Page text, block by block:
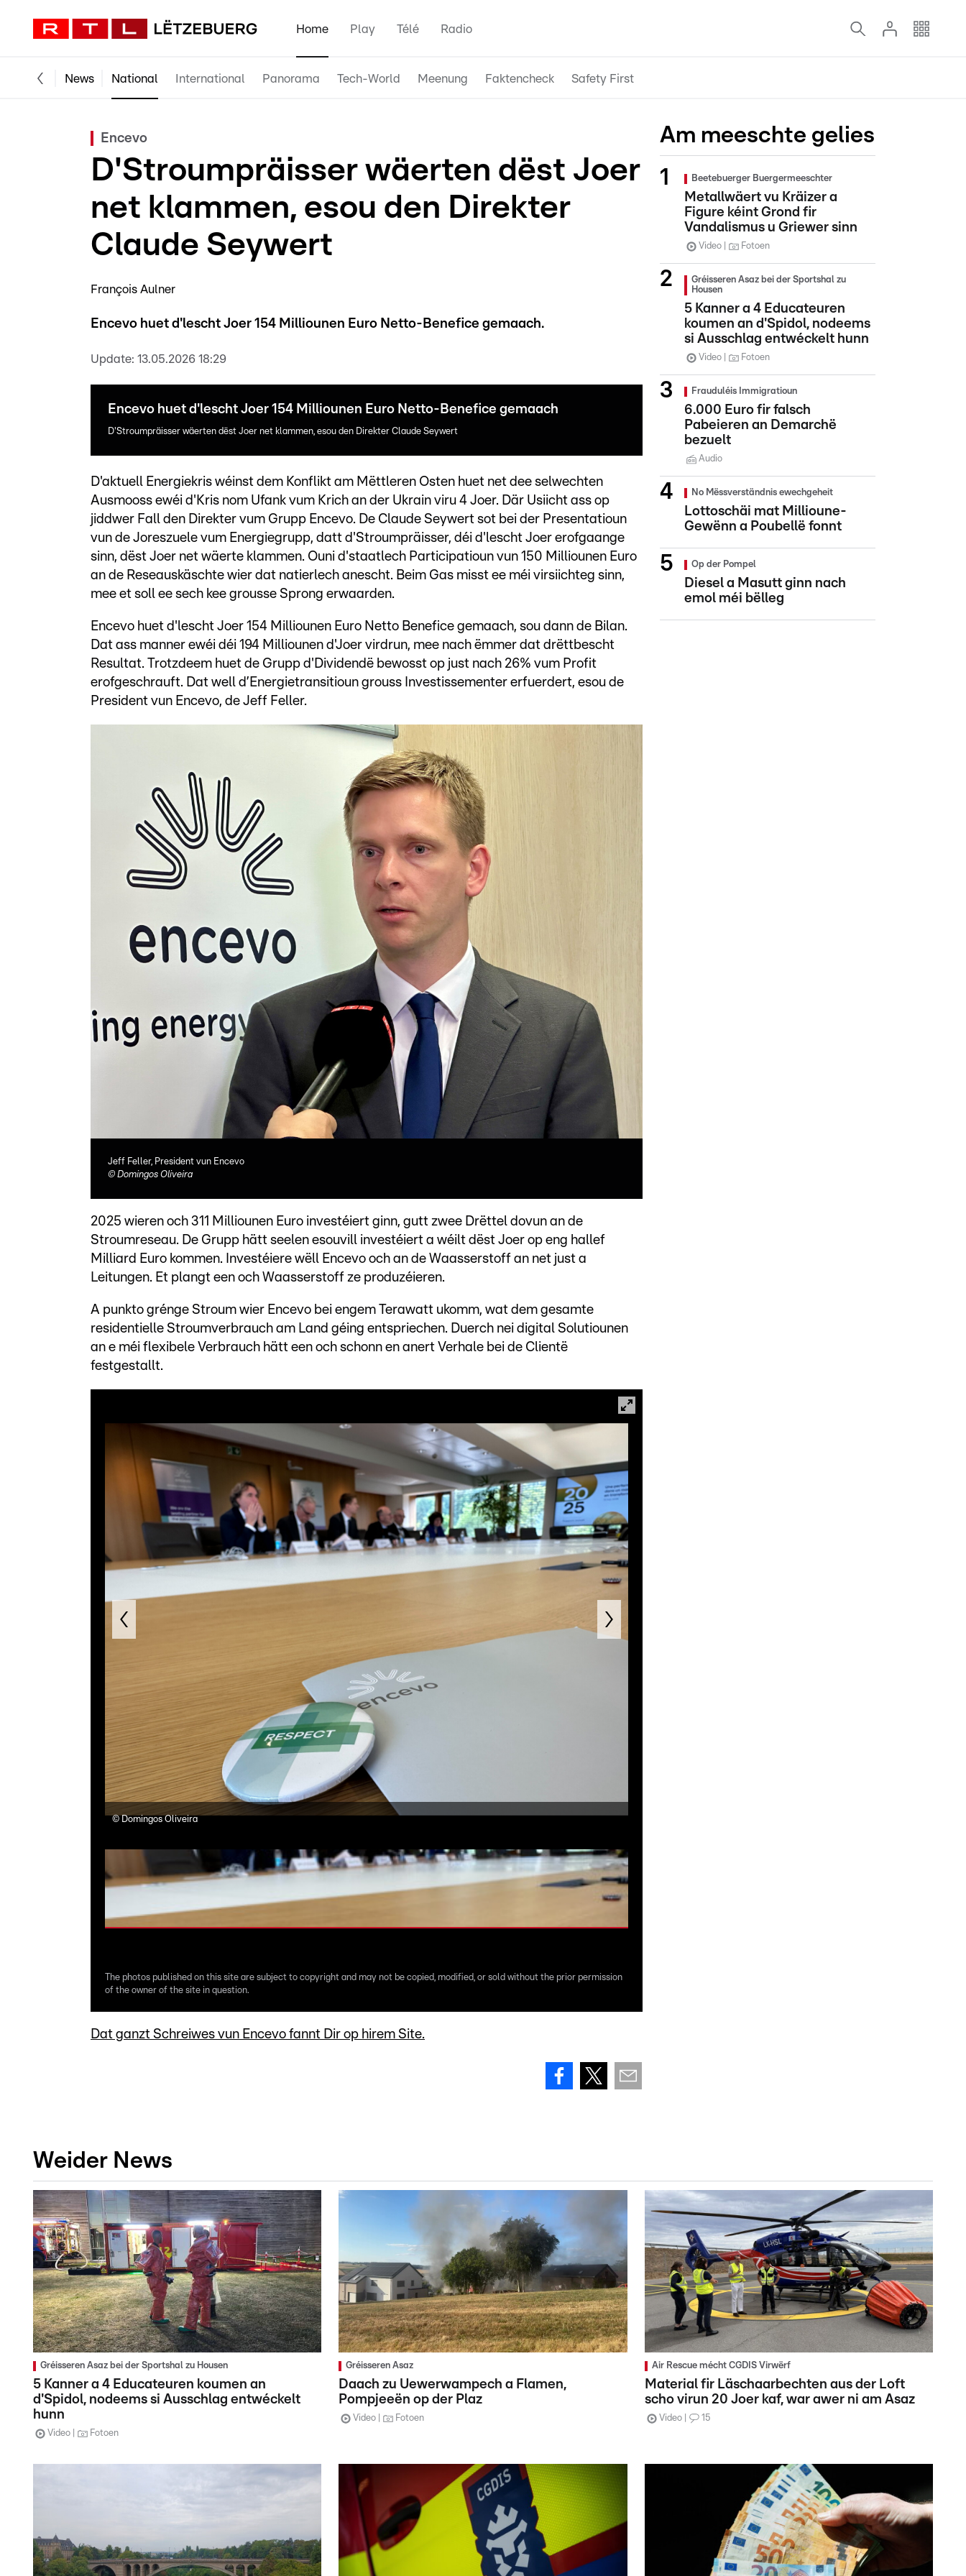
Home Play Télé Radio
News National International Panorama Tech-World Meenung Faktencheck Safety First
Encevo
D'Stroumpräisser wäerten dëst Joer
net klammen, esou den Direkter
Claude Seywert
François Aulner
Encevo huet d'lescht Joer 154 Milliounen Euro Netto-Benefice gemaach.
Update: 13.05.2026 18:29
Encevo huet d'lescht Joer 154 Milliounen Euro Netto-Benefice gemaach
D'Stroumpräisser wäerten dëst Joer net klammen, esou den Direkter Claude Seywert
D'aktuell Energiekris wéinst dem Konflikt am Mëttleren Osten huet net dee selwechten
Ausmooss ewéi d'Kris nom Ufank vum Krich an der Ukrain viru 4 Joer. Där Usiicht ass op
jiddwer Fall den Direkter vum Grupp Encevo. De Claude Seywert sot bei der Presentatioun
vun de Joreszuele vum Energiegrupp, datt d'Stroumpräisser, déi d'lescht Joer erofgaange
sinn, dëst Joer net wäerte klammen. Ouni d'staatlech Participatioun vun 150 Milliounen Euro
an de Reseauskäschte wier dat natierlech anescht. Beim Gas misst ee méi virsiichteg sinn,
mee et soll ee sech kee grousse Sprong erwaarden.
Encevo huet d'lescht Joer 154 Milliounen Euro Netto Benefice gemaach, sou dann de Bilan.
Dat ass manner ewéi déi 194 Milliounen d'Joer virdrun, mee nach ëmmer dat drëttbescht
Resultat. Trotzdeem huet de Grupp d'Dividendë bewosst op just nach 26% vum Profit
erofgeschrauft. Dat well d’Energietransitioun grouss Investissementer erfuerdert, esou de
President vun Encevo, de Jeff Feller.
Jeff Feller, President vun Encevo
© Domingos Oliveira
2025 wieren och 311 Milliounen Euro investéiert ginn, gutt zwee Drëttel dovun an de
Stroumreseau. De Grupp hätt seelen esouvill investéiert a wéilt dëst Joer op eng hallef
Milliard Euro kommen. Investéiere wëll Encevo och an de Waasserstoff an net just a
Leitungen. Et plangt een och Waasserstoff ze produzéieren.
A punkto grénge Stroum wier Encevo bei engem Terawatt ukomm, wat dem gesamte
residentielle Stroumverbrauch am Land géing entspriechen. Duerch nei digital Solutiounen
an e méi flexibele Verbrauch hätt een och schonn en anert Verhale bei de Clientë
festgestallt.
© Domingos Oliveira
The photos published on this site are subject to copyright and may not be copied, modified, or sold without the prior permission
of the owner of the site in question.
Dat ganzt Schreiwes vun Encevo fannt Dir op hirem Site.
Am meeschte gelies
Beetebuerger Buergermeeschter
Metallwäert vu Kräizer a
Figure kéint Grond fir
Vandalismus u Griewer sinn
Video Fotoen
Gréisseren Asaz bei der Sportshal zu
Housen
5 Kanner a 4 Educateuren
koumen an d'Spidol, nodeems
si Ausschlag entwéckelt hunn
Video Fotoen
Frauduléis Immigratioun
6.000 Euro fir falsch
Pabeieren an Demarchë
bezuelt
Audio
No Mëssverständnis ewechgeheit
Lottoschäi mat Millioune-
Gewënn a Poubellë fonnt
Op der Pompel
Diesel a Masutt ginn nach
emol méi bëlleg
Weider News
Gréisseren Asaz bei der Sportshal zu Housen
5 Kanner a 4 Educateuren koumen an
d'Spidol, nodeems si Ausschlag entwéckelt
hunn
Video Fotoen
Gréisseren Asaz
Daach zu Uewerwampech a Flamen,
Pompjeeën op der Plaz
Video Fotoen
Air Rescue mécht CGDIS Virwërf
Material fir Läschaarbechten aus der Loft
scho virun 20 Joer kaf, war awer ni am Asaz
Video 15